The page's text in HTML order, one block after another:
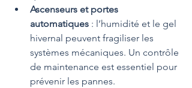
Ascenseurs et portes
automatiques : l’humidité et le gel
hivernal peuvent fragiliser les
systèmes mécaniques. Un contrôle
de maintenance est essentiel pour
prévenir les pannes.